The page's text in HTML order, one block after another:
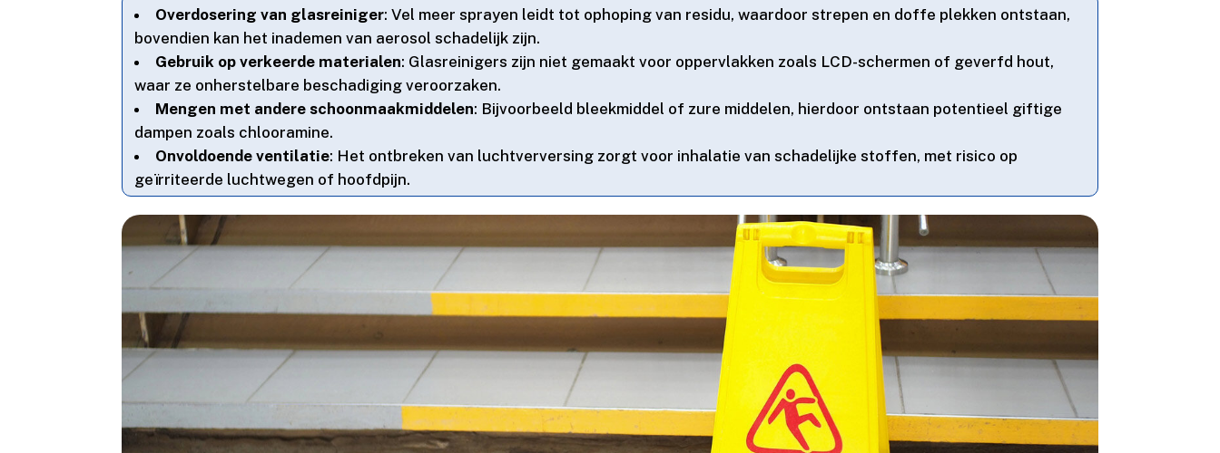
Overdosering van glasreiniger: Vel meer sprayen leidt tot ophoping van residu, waardoor strepen en doffe plekken ontstaan,
bovendien kan het inademen van aerosol schadelijk zijn.​
Gebruik op verkeerde materialen: Glasreinigers zijn niet gemaakt voor oppervlakken zoals LCD-schermen of geverfd hout,
waar ze onherstelbare beschadiging veroorzaken.​
Mengen met andere schoonmaakmiddelen: Bijvoorbeeld bleekmiddel of zure middelen, hierdoor ontstaan potentieel giftige
dampen zoals chlooramine.​
Onvoldoende ventilatie: Het ontbreken van luchtverversing zorgt voor inhalatie van schadelijke stoffen, met risico op
geïrriteerde luchtwegen of hoofdpijn.​